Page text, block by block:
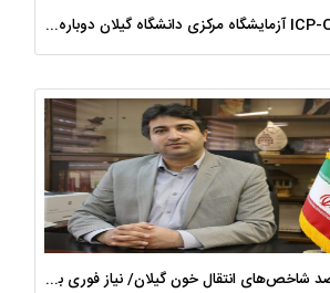
دستگاه پیشرفته ICP-OES آزمایشگاه مرکزی دانشگاه گیلان دوباره راه‌اندازی شد
تحقق بیش از ۹۰ درصد شاخص‌های انتقال خون گیلان/ نیاز فوری به نوسازی تجهیزات آزمایشگاهی